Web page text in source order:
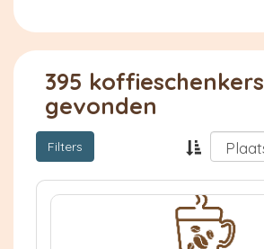
395 koffieschenkers
gevonden
Filters